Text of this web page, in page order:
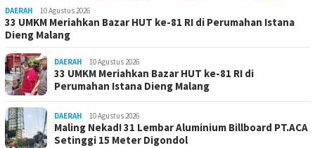
DAERAH 10 Agustus 2026
33 UMKM Meriahkan Bazar HUT ke-81 RI di Perumahan Istana
Dieng Malang
DAERAH 10 Agustus 2026
33 UMKM Meriahkan Bazar HUT ke-81 RI di
Perumahan Istana Dieng Malang
DAERAH 10 Agustus 2026
Maling Nekad! 31 Lembar Aluminium Billboard PT.ACA
Setinggi 15 Meter Digondol